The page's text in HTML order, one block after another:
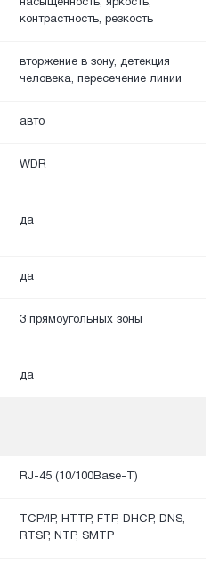
насыщенность, яркость,
контрастность, резкость
вторжение в зону, детекция
человека, пересечение линии
авто
WDR
да
да
3 прямоугольных зоны
да
RJ-45 (10/100Base-T)
TCP/IP, HTTP, FTP, DHCP, DNS,
RTSP, NTP, SMTP